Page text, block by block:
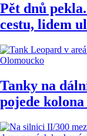
Pět dnů
cestu, lidem
Olomoucko
Tanky na
pojede